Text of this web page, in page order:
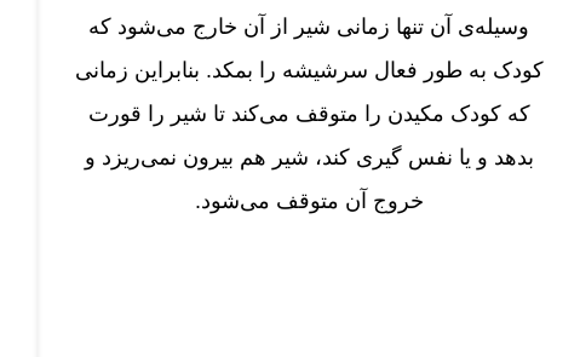
وسیله‌ی آن تنها زمانی شیر از آن خارج می‌شود که
کودک به طور فعال سرشیشه را بمکد. بنابراین زمانی
که کودک مکیدن را متوقف می‌کند تا شیر را قورت
بدهد و یا نفس گیری کند، شیر هم بیرون نمی‌ریزد و
خروج آن متوقف می‌شود.